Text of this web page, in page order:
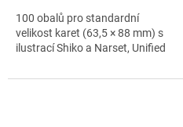
100 obalů pro standardní
velikost karet (63,5 × 88 mm) s
ilustrací Shiko a Narset, Unified